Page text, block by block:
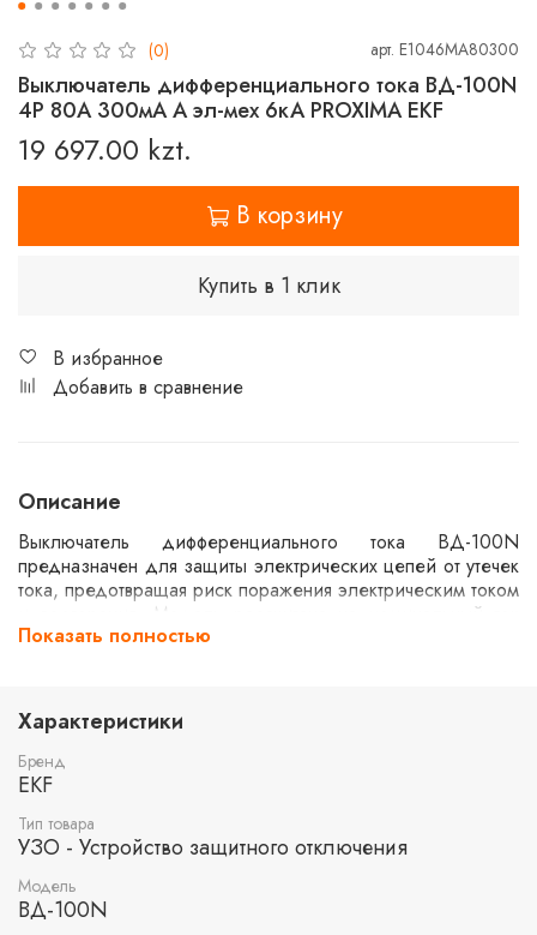
(0) арт. E1046MA80300
Выключатель дифференциального тока ВД-100N
4P 80А 300мА A эл-мех 6кА PROXIMA EKF
19 697.00 kzt.
В корзину
Купить в 1 клик
В избранное
Добавить в сравнение
Описание
Выключатель дифференциального тока ВД-100N
предназначен для защиты электрических цепей от утечек
тока, предотвращая риск поражения электрическим током
и возгорания. Модель рассчитана на номинальный ток
80А и утечку 300мА. Устройство имеет 4 полюса и
использования в жилых и коммерческих помещениях.
Показать полностью
Характеристики
Бренд
EKF
Тип товара
УЗО - Устройство защитного отключения
Модель
ВД-100N